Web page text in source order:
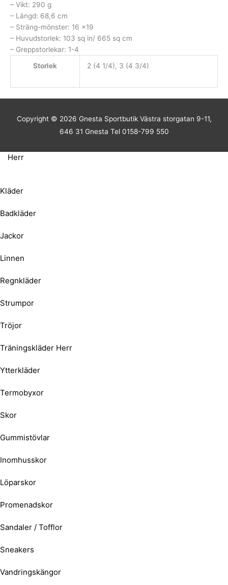
– Vikt: 290 g
– Längd: 68,6 cm
– Sträng-mönster: 16 x19
– Huvudstorlek: 103 sq in/ 665 sq cm
– Greppstorlekar: 1-4
Storlek
2 (4 1/4), 3 (4 3/4)
Copyright © 2026 Gnesta SportbutikVästra storgatan 9-11,
646 31 Gnesta Tel 0158-799 550
Herr
Kläder
Badkläder
Jackor
Linnen
Regnkläder
Strumpor
Tröjor
Träningskläder Herr
Ytterkläder
Termobyxor
Skor
Gummistövlar
Inomhusskor
Löparskor
Promenadskor
Sandaler / Tofflor
Sneakers
Vandringskängor